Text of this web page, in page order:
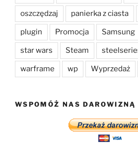
oszczędzaj panierka z ciasta
plugin Promocja Samsung
star wars Steam
warframe wp Wyprzedaż
WSPOMÓŻ NAS DAROWIZNĄ